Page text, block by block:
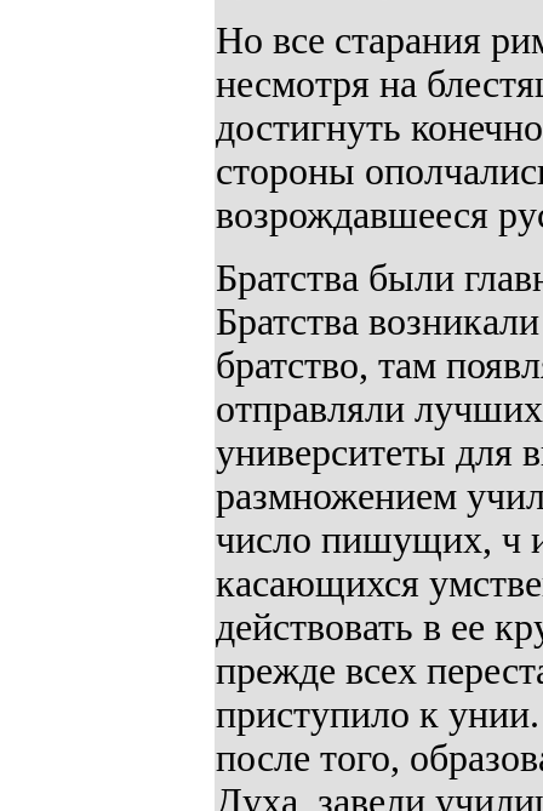
Но все старания
несмотря на
достигнуть
стороны
возрождавшееся
Братства были
Братства
братство, там
отправляли
университеты для
размножением
число пишущих, ч
касающихся
действовать в ее
прежде всех
приступило к
после того,
Духа, завели